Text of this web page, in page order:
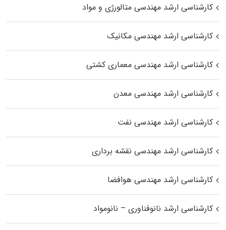
کارشناسی ارشد مهندسی متالورژی و مواد
کارشناسی ارشد مهندسی مکانیک
کارشناسی ارشد مهندسی معماری کشتی
کارشناسی ارشد مهندسی معدن
کارشناسی ارشد مهندسی نفت
کارشناسی ارشد مهندسی نقشه برداری
کارشناسی ارشد مهندسی هوافضا
کارشناسی ارشد نانوفناوری – نانومواد